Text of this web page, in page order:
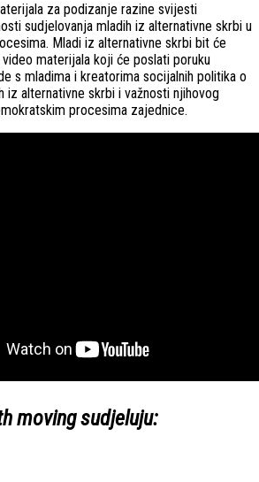
za podizanje razine svijesti
sudjelovanja mladih iz alternativne skrbi u
Mladi iz alternativne skrbi bit će
materijala koji će poslati poruku
s mladima i kreatorima socijalnih politika o
iz alternativne skrbi i važnosti njihovog
procesima zajednice.
movingsudjeluju: